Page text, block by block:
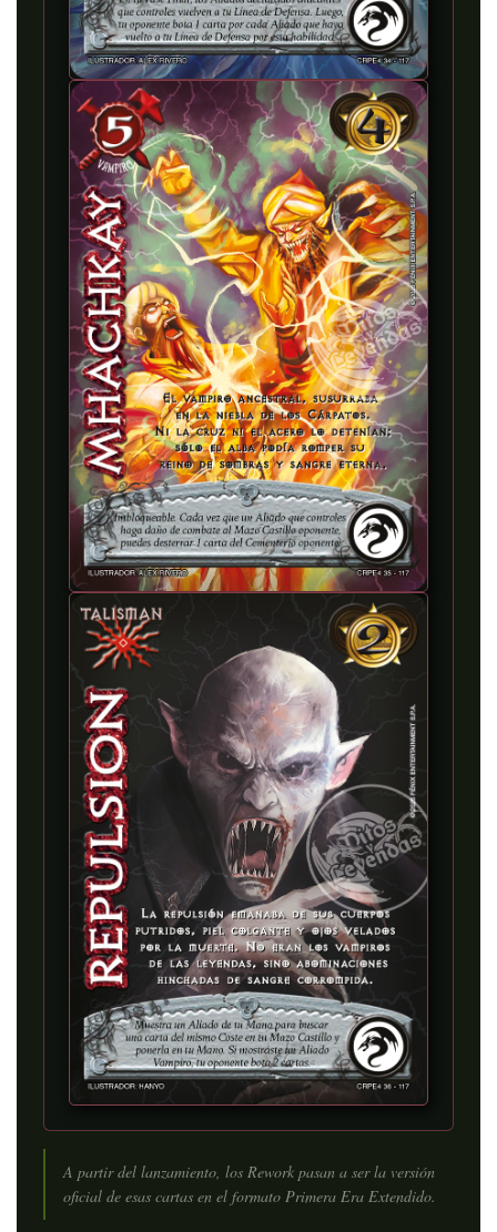
A partir del lanzamiento, los Rework pasan a ser la versión
oficial de esas cartas en el formato Primera Era Extendido.